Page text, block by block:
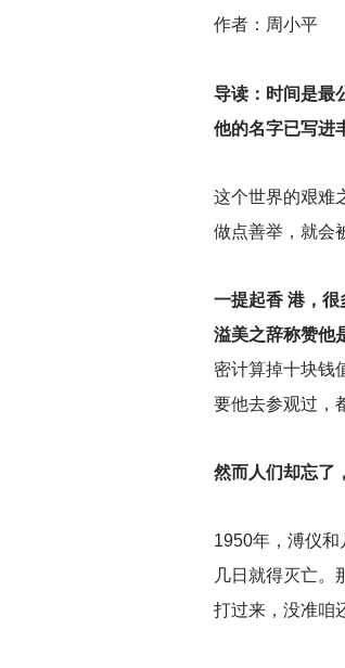
作者：周小平
导读： 时间是最
他的名字已写进
这个世界的艰难
做点善举，就会
一提起香 港，
溢美之辞称赞他
密计算掉十块钱
要他去参观过，
然而人们却忘了
1950年，溥仪和
几日就得灭亡。
打过来，没准咱